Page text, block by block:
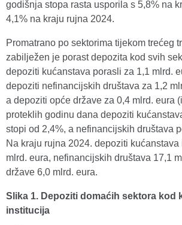
godišnja stopa rasta usporila s 5,8% na
4,1% na kraju rujna 2024.
Promatrano po sektorima tijekom trećeg
zabilježen je porast depozita kod svih
depoziti kućanstava porasli za 1,1 mlrd.
depoziti nefinancijskih društava za 1,2
a depoziti opće države za 0,4 mlrd. eura
proteklih godinu dana depoziti
stopi od 2,4%, a nefinancijskih društava
Na kraju rujna 2024. depoziti
mlrd. eura, nefinancijskih društava 17,1
države 6,0 mlrd. eura.
Slika 1. Depoziti domaćih sektora kod
institucija